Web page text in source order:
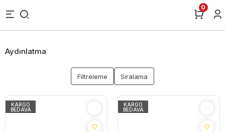
0
Aydınlatma
Filtreleme Sıralama
KARGO
BEDAVA
KARGO
BEDAVA